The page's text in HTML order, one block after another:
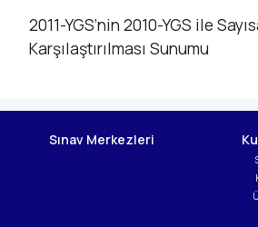
2011-YGS’nin 2010-YGS ile
Karşılaştırılması Sunumu
Sınav Merkezleri